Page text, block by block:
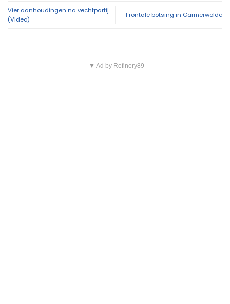
Vier aanhoudingen na vechtpartij
(Video)
Frontale botsing in Garmerwolde
▼ Ad by Refinery89